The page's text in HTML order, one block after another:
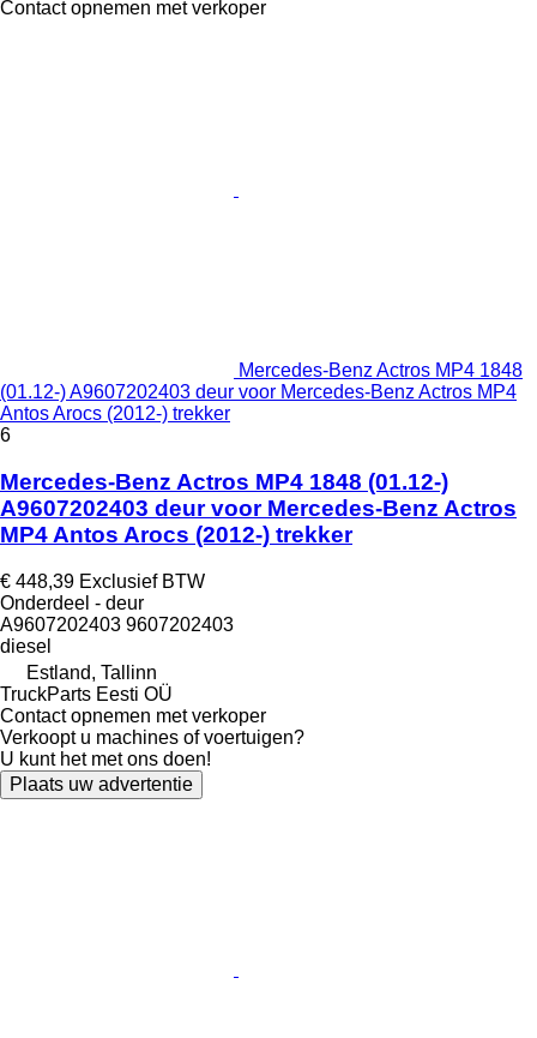
Contact opnemen met verkoper
Mercedes-Benz Actros MP4 1848
(01.12-) A9607202403 deur voor Mercedes-Benz Actros MP4
Antos Arocs (2012-) trekker
6
Mercedes-Benz Actros MP4 1848 (01.12-)
A9607202403 deur voor Mercedes-Benz Actros
MP4 Antos Arocs (2012-) trekker
€ 448,39 Exclusief BTW
Onderdeel - deur
A9607202403 9607202403
diesel
Estland, Tallinn
TruckParts Eesti OÜ
Contact opnemen met verkoper
Verkoopt u machines of voertuigen?
U kunt het met ons doen!
Plaats uw advertentie